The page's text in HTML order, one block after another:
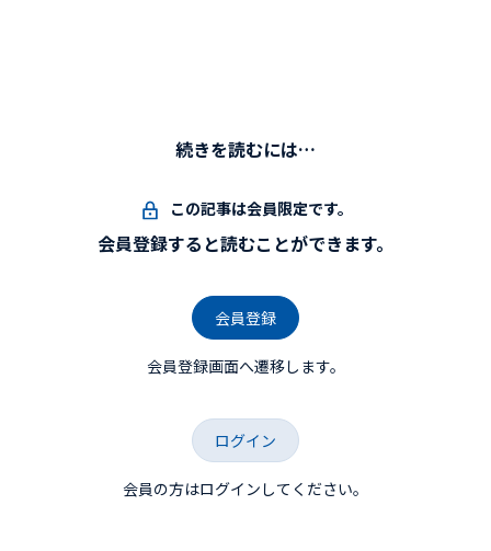
続きを読むには…
この記事は会員限定です。
会員登録すると読むことができます。
会員登録
会員登録画面へ遷移します。
ログイン
会員の方はログインしてください。